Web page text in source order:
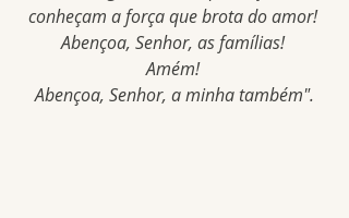
conheçam a força que brota do amor!
Abençoa, Senhor, as famílias!
Amém!
Abençoa, Senhor, a minha também".